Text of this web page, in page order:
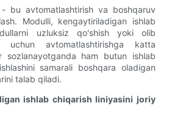
bu avtomatlashtirish va boshqaruv
Modulli, kengaytiriladigan ishlab
uzluksiz qo'shish yoki olib
uchun avtomatlashtirishga katta
sozlanayotganda ham butun ishlab
samarali boshqara oladigan
talab qiladi.
ishlab chiqarish liniyasini joriy